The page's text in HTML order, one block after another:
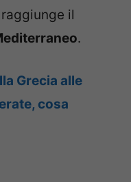
raggiunge il
.
Grecia alle
cosa